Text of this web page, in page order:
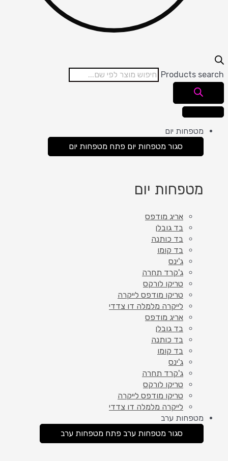
Products search
מטפחות יום
סגור מטפחות יום פתח מטפחות יום
מטפחות יום
אריג מודפס
בד גובלן
בד כותנה
בד קומו
ג'ינס
ג'קרד תחרה
טריקו לורקס
טריקו מודפס לייקרה
לייקרה מלמלה דו צדדי
אריג מודפס
בד גובלן
בד כותנה
בד קומו
ג'ינס
ג'קרד תחרה
טריקו לורקס
טריקו מודפס לייקרה
לייקרה מלמלה דו צדדי
מטפחות ערב
סגור מטפחות ערב פתח מטפחות ערב